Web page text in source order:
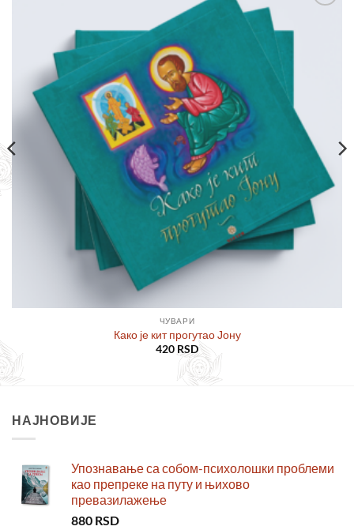
ЧУВАРИ
Како је кит прогутао Јону
420 RSD
НАЈНОВИЈЕ
Упознавање са собом-психолошки проблеми
као препреке на путу и њихово
превазилажење
880 RSD